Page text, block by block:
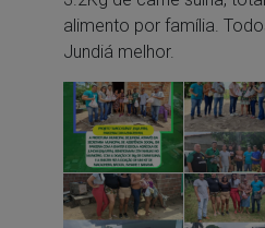
alimento por família.
Jundiá melhor.